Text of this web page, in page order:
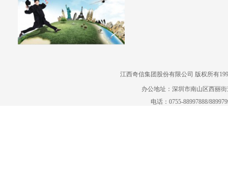
江西奇信集团股份有限公司 版权所有
办公地址：深圳市南山区西丽
电话：0755-88997888/